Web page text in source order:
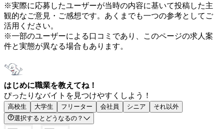
※実際に応募したユーザーが当時の内容に基いて投稿した主
観的なご意見・ご感想です。あくまでも一つの参考としてご
活用ください。
※一部のユーザーによる口コミであり、このページの求人案
件と実態が異なる場合もあります。
はじめに職業を教えてね！
ぴったりなバイトを見つけやすくしよう！
高校生 大学生 フリーター 会社員 シニア
それ以外
選択するとどうなるの？